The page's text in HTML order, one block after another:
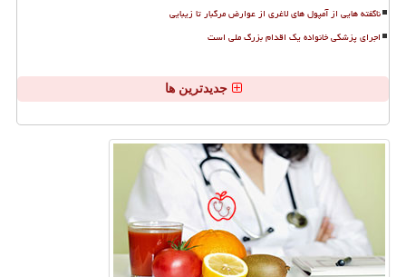
ناگفته هایی از آمپول های لاغری از عوارض مرگبار تا زیبایی
اجرای پزشکی خانواده یک اقدام بزرگ ملی است
جدیدترین ها